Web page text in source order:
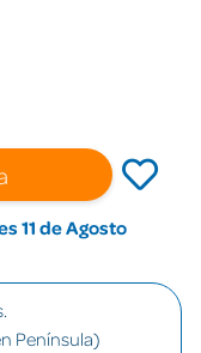
11 de Agosto
Península)